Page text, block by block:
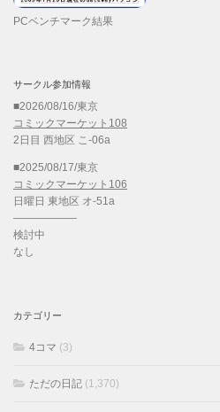
PCベンチマーク結果
サークル参加情報
■2026/08/16/東京
コミックマーケット108
2日目 西地区 こ-06a
■2025/08/17/東京
コミックマーケット106
日曜日 東地区 オ-51a
——————
検討中
なし
カテゴリー
4コマ (3)
ただの日記 (1,370)